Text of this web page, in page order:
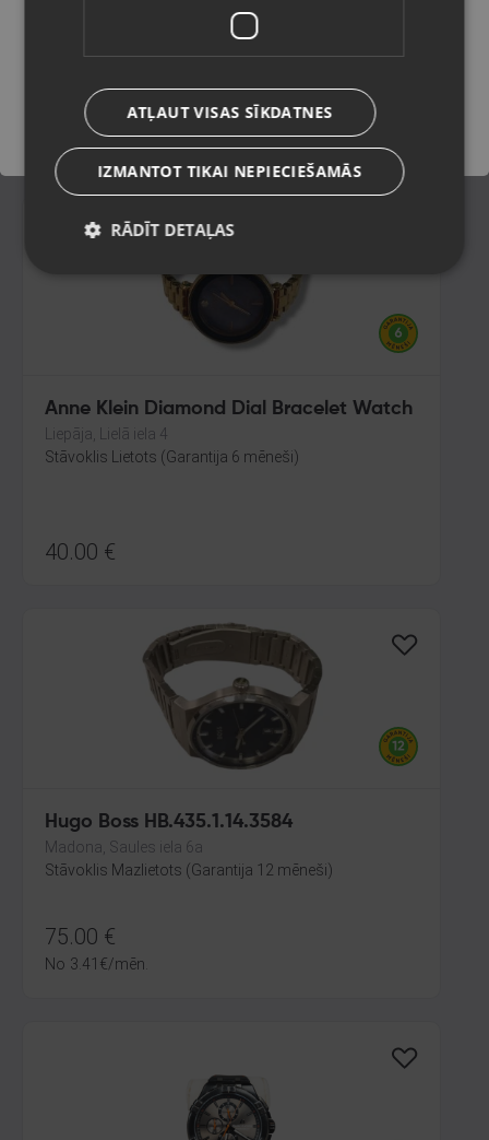
of a Feather Vegan Watch
23.00€
Anne Klein Diamond Dial Bracelet Watch
Liepāja, Lielā iela 4
Stāvoklis Lietots (Garantija 6 mēneši)
40.00 €
Hugo Boss HB.435.1.14.3584
Madona, Saules iela 6a
Stāvoklis Mazlietots (Garantija 12 mēneši)
75.00 €
No 3.41 €/mēn.
Saglabāt
ATĻAUT VISAS SĪKDATNES
IZMANTOT TIKAI NEPIECIEŠAMĀS
RĀDĪT DETAĻAS